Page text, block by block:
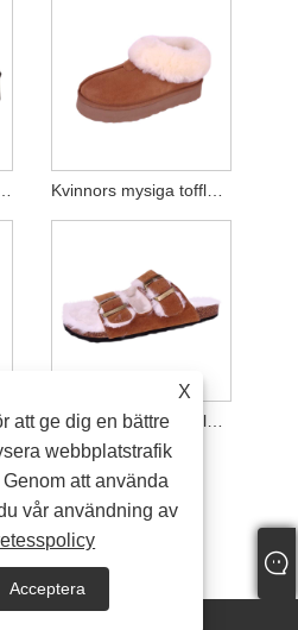
mocka Mysiga tofflor Kvinnors mysiga tofflor inomhus och utomhus
Cork Slide Cozy Tofflor för kvinnor
X
att ge dig en bättre
webbplatstrafik
att använda
vår användning av
Acceptera